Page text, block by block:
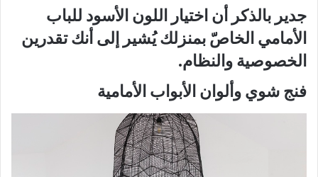
جدير بالذكر أن اختيار اللون الأسود للباب
الأمامي الخاصّ بمنزلك يُشير إلى أنك تقدرين
الخصوصية والنظام.
فنج شوي وألوان الأبواب الأمامية